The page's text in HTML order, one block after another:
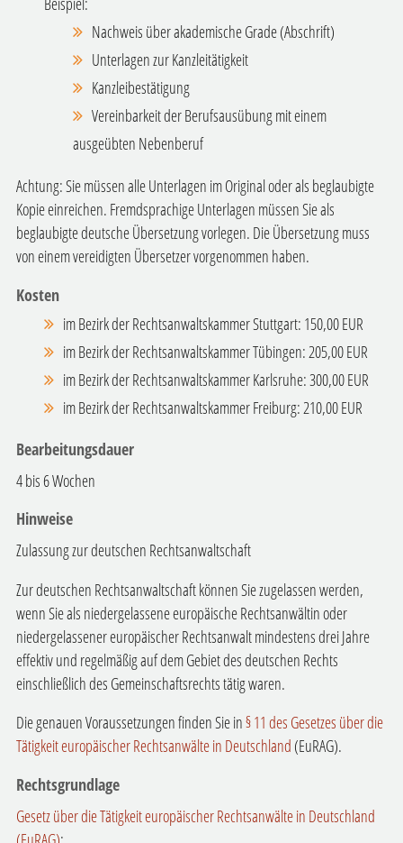
Nachweis über akademische Grade (Abschrift)
Unterlagen zur Kanzleitätigkeit
Kanzleibestätigung
Vereinbarkeit der Berufsausübung mit einem
ausgeübten Nebenberuf
Achtung: Sie müssen alle Unterlagen im Original oder als beglaubigte
Kopie einreichen. Fremdsprachige Unterlagen müssen Sie als
beglaubigte deutsche Übersetzung vorlegen. Die Übersetzung muss
von einem vereidigten Übersetzer vorgenommen haben.
Kosten
im Bezirk der Rechtsanwaltskammer Stuttgart: 150,00 EUR
im Bezirk der Rechtsanwaltskammer Tübingen: 205,00 EUR
im Bezirk der Rechtsanwaltskammer Karlsruhe: 300,00 EUR
im Bezirk der Rechtsanwaltskammer Freiburg: 210,00 EUR
Bearbeitungsdauer
4 bis 6 Wochen
Hinweise
Zulassung zur deutschen Rechtsanwaltschaft
Zur deutschen Rechtsanwaltschaft können Sie zugelassen werden,
wenn Sie als niedergelassene europäische Rechtsanwältin oder
niedergelassener europäischer Rechtsanwalt mindestens drei Jahre
effektiv und regelmäßig auf dem Gebiet des deutschen Rechts
einschließlich des Gemeinschaftsrechts tätig waren.
Die genauen Voraussetzungen finden Sie in§ 11 des Gesetzes über die
Tätigkeit europäischer Rechtsanwälte in Deutschland (EuRAG).
Rechtsgrundlage
Gesetz über die Tätigkeit europäischer Rechtsanwälte in Deutschland